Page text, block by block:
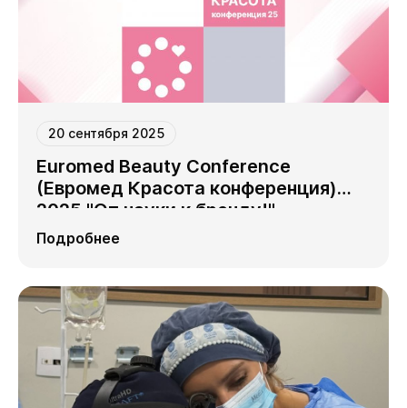
20 сентября 2025
Euromed Beauty Conference
(Евромед Красота конференция)
2025 "От науки к бренду!"
Подробнее